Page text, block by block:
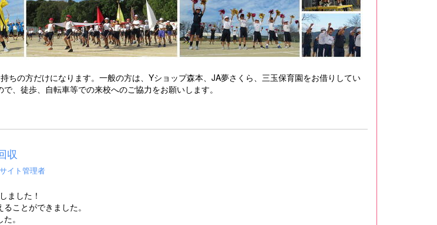
ちの方だけになります。一般の方は、Yショップ森本、JA夢さくら、三玉保育園をお借りしてい
、徒歩、自転車等での来校へのご協力をお願いします。
収
イト管理者
ました！
ことができました。
。